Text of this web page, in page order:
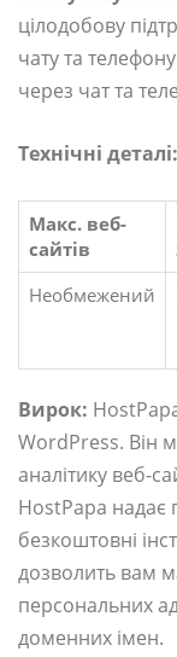
цілодобову
чату та
через чат та
Технічні деталі:
Макс. веб-
сайтів
Необмежений
Вирок:
WordPress. Він
аналітику веб-
HostPapa надає
безкоштовні
дозволить вам
персональних
доменних імен.